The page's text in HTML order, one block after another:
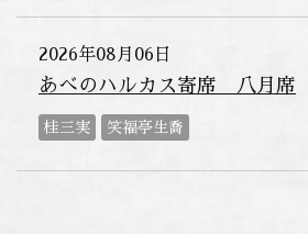
2026年08月06日
あべのハルカス寄席 八月席
桂三実 笑福亭生喬